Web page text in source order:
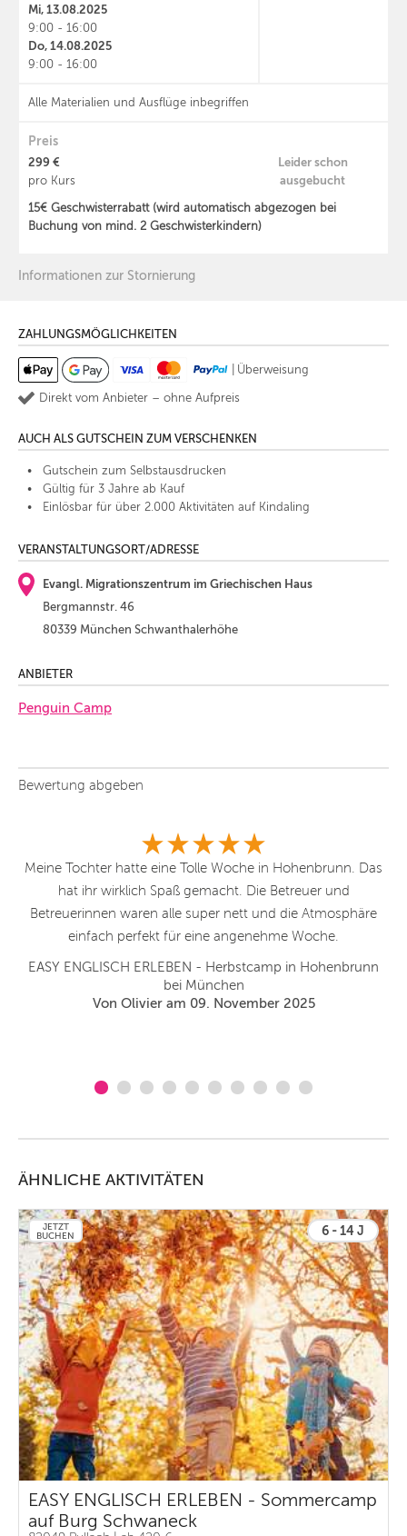
Mi, 13.08.2025
9:00 - 16:00
Do, 14.08.2025
9:00 - 16:00
Alle Materialien und Ausflüge inbegriffen
Preis
299 €
pro Kurs
Leider schon
ausgebucht
15€ Geschwisterrabatt (wird automatisch abgezogen bei
Buchung von mind. 2 Geschwisterkindern)
Informationen zur Stornierung
ZAHLUNGSMÖGLICHKEITEN
Überweisung
Direkt vom Anbieter – ohne Aufpreis
AUCH ALS GUTSCHEIN ZUM VERSCHENKEN
Gutschein zum Selbstausdrucken
Gültig für 3 Jahre ab Kauf
Einlösbar für über 2.000 Aktivitäten auf Kindaling
VERANSTALTUNGSORT/ADRESSE
Evangl. Migrationszentrum im Griechischen Haus
Bergmannstr. 46
80339 München Schwanthalerhöhe
ANBIETER
Penguin Camp
Bewertung abgeben
Meine Tochter hatte eine Tolle Woche in Hohenbrunn. Das
hat ihr wirklich Spaß gemacht. Die Betreuer und
Betreuerinnen waren alle super nett und die Atmosphäre
einfach perfekt für eine angenehme Woche.
EASY ENGLISCH ERLEBEN - Herbstcamp in Hohenbrunn
bei München
Von Olivier am 09. November 2025
ÄHNLICHE AKTIVITÄTEN
JETZT
BUCHEN
6 - 14 J
EASY ENGLISCH ERLEBEN - Sommercamp
auf Burg Schwaneck